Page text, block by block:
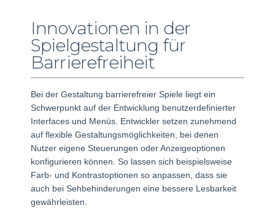
Innovationen in der
Spielgestaltung für
Barrierefreiheit
Bei der Gestaltung barrierefreier Spiele liegt ein
Schwerpunkt auf der Entwicklung benutzerdefinierter
Interfaces und Menüs. Entwickler setzen zunehmend
auf flexible Gestaltungsmöglichkeiten, bei denen
Nutzer eigene Steuerungen oder Anzeigeoptionen
konfigurieren können. So lassen sich beispielsweise
Farb- und Kontrastoptionen so anpassen, dass sie
auch bei Sehbehinderungen eine bessere Lesbarkeit
gewährleisten.